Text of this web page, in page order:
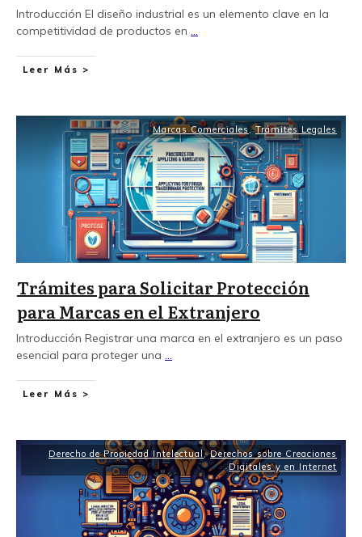
Introducción El diseño industrial es un elemento clave en la
competitividad de productos en ...
Leer Más >
Marcas Comerciales ,Trámites Legales
Trámites para Solicitar Protección
para Marcas en el Extranjero
Introducción Registrar una marca en el extranjero es un paso
esencial para proteger una ...
Leer Más >
Derecho de Propiedad Intelectual,Derechos sobre Creaciones
Digitales y en Internet